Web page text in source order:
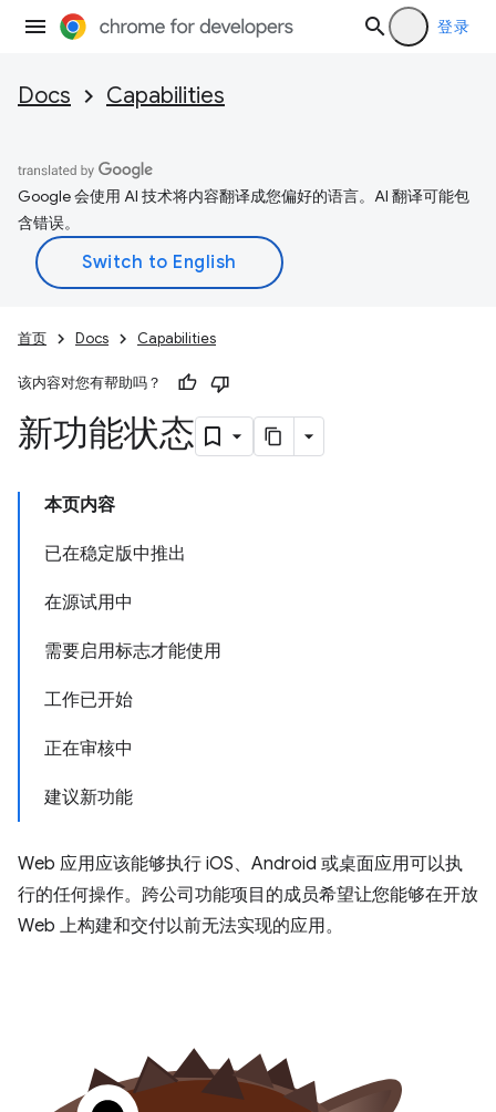
登录
Docs Capabilities
Google 会使用 AI 技术将内容翻译成您偏好的语言。AI 翻译可能包
含错误。
首页 Docs Capabilities
该内容对您有帮助吗？
新功能状态
本页内容
已在稳定版中推出
在源试用中
需要启用标志才能使用
工作已开始
正在审核中
建议新功能
Web 应用应该能够执行 iOS、Android 或桌面应用可以执
行的任何操作。跨公司功能项目的成员希望让您能够在开放
Web 上构建和交付以前无法实现的应用。